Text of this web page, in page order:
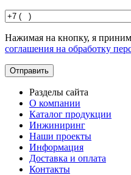
Нажимая на кнопку, я
соглашения на обработку
Разделы сайта
О компании
Каталог продукции
Инжиниринг
Наши проекты
Информация
Доставка и оплата
Контакты